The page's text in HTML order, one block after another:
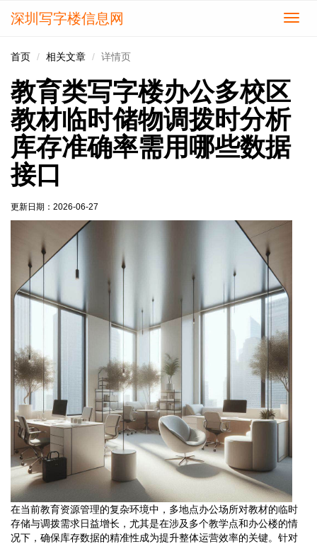
切
深圳写字楼信息网
首页 相关文章 详情页
教育类写字楼办公多校区
教材临时储物调拨时分析
库存准确率需用哪些数据
接口
更新日期： 2026-06-27
在当前教育资源管理的复杂环境中，多地点办公场所对教材的临时
存储与调拨需求日益增长，尤其是在涉及多个教学点和办公楼的情
况下，确保库存数据的精准性成为提升整体运营效率的关键。针对